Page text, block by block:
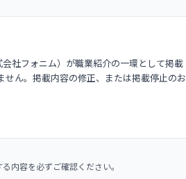
社フォニム）が職業紹介の一環として掲載
ん。掲載内容の修正、または掲載停止のお
内容を必ずご確認ください。